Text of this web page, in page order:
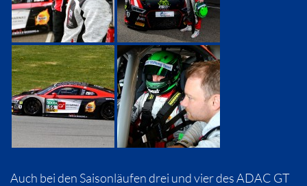
Auch bei den Saisonläufen drei und vier des ADAC GT